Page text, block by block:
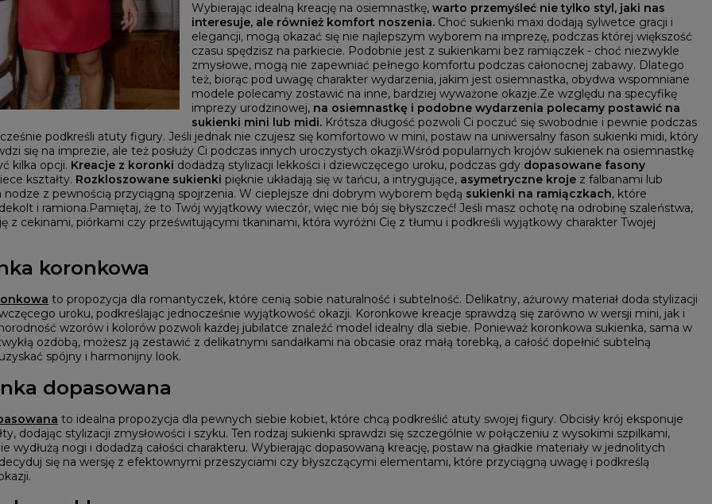
/ Tkanina
/ Długość
Z DŁUGIM RĘKAWEM
Z KRÓTKIM RĘKAWEM
NA RAMIĄCZKACH
BEZ RAMIĄCZEK
Dekolt
BEZ DEKOLTU
NA PLECACH
KWADRATOWY
KOPERTOWY
KARO
ASYMETRYCZNY
Kolor
CZERWONE
CZARNE
BEŻOWE
BIAŁE
NIEBIESKIE
ZIELONE
BRĄZOWE
RÓŻOWE
SZARE
ŻÓŁTE
PRINTY
Wybierając idealną kreację na osiemnastkę,warto przemyśleć nie tylko styl, jaki nas
interesuje, ale również komfort noszenia.Choć sukienki maxi dodają sylwetce gracji i
elegancji, mogą okazać się nie najlepszym wyborem na imprezę, podczas której większość
czasu spędzisz na parkiecie. Podobnie jest z sukienkami bez ramiączek - choć niezwykle
zmysłowe, mogą nie zapewniać pełnego komfortu podczas całonocnej zabawy. Dlatego
też, biorąc pod uwagę charakter wydarzenia, jakim jest osiemnastka, obydwa wspomniane
modele polecamy zostawić na inne, bardziej wyważone okazje.Ze względu na specyfikę
imprezy urodzinowej, na osiemnastkę i podobne wydarzenia polecamy postawić na
sukienki mini lub midi.Krótsza długość pozwoli Ci poczuć się swobodnie i pewnie podczas
podkreśli atuty figury. Jeśli jednak nie czujesz się komfortowo w mini, postaw na uniwersalny fason sukienki midi, który
się na imprezie, ale też posłuży Ci podczas innych uroczystych okazji.Wśród popularnych krojów sukienek na osiemnastkę
kilka opcji. Kreacje z koronki dodadzą stylizacji lekkości i dziewczęcego uroku, podczas gdy dopasowane fasony
kształty. Rozkloszowane sukienki pięknie układają się w tańcu, a intrygujące, asymetryczne kroje z falbanami lub
nodze z pewnością przyciągną spojrzenia. W cieplejsze dni dobrym wyborem będą sukienki na ramiączkach, które
i ramiona.Pamiętaj, że to Twój wyjątkowy wieczór, więc nie bój się błyszczeć! Jeśli masz ochotę na odrobinę szaleństwa,
z cekinami, piórkami czy prześwitującymi tkaninami, która wyróżni Cię z tłumu i podkreśli wyjątkowy charakter Twojej
koronkowa
to propozycja dla romantyczek, które cenią sobie naturalność i subtelność. Delikatny, ażurowy materiał doda stylizacji
uroku, podkreślając jednocześnie wyjątkowość okazji. Koronkowe kreacje sprawdzą się zarówno w wersji mini, jak i
wzorów i kolorów pozwoli każdej jubilatce znaleźć model idealny dla siebie. Ponieważ koronkowa sukienka, sama w
ozdobą, możesz ją zestawić z delikatnymi sandałkami na obcasie oraz małą torebką, a całość dopełnić subtelną
spójny i harmonijny look.
dopasowana
to idealna propozycja dla pewnych siebie kobiet, które chcą podkreślić atuty swojej figury. Obcisły krój eksponuje
dodając stylizacji zmysłowości i szyku. Ten rodzaj sukienki sprawdzi się szczególnie w połączeniu z wysokimi szpilkami,
wydłużą nogi i dodadzą całości charakteru. Wybierając dopasowaną kreację, postaw na gładkie materiały w jednolitych
się na wersję z efektownymi przeszyciami czy błyszczącymi elementami, które przyciągną uwagę i podkreślą